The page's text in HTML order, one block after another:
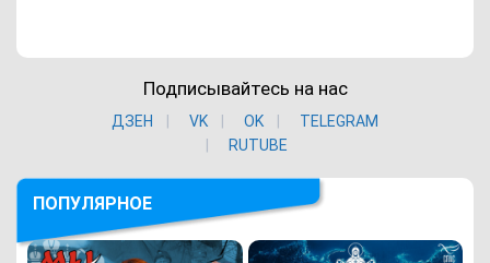
Подписывайтесь на нас
ДЗЕН VK ОK
TELEGRAM
RUTUBE
ПОПУЛЯРНОЕ